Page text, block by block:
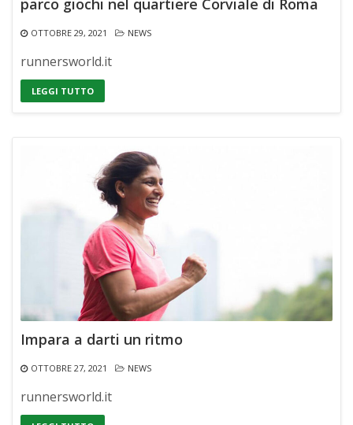
OTTOBRE 29, 2021 NEWS
runnersworld.it
LEGGI TUTTO
Impara a darti un ritmo
OTTOBRE 27, 2021 NEWS
runnersworld.it